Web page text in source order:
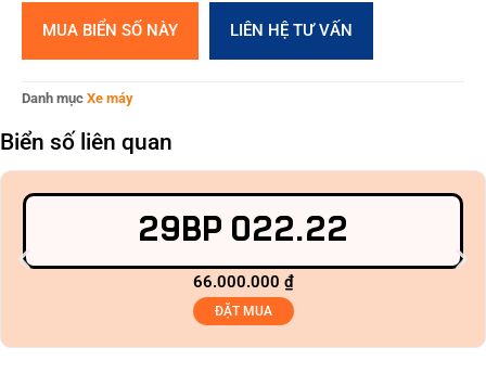
MUA BIỂN SỐ NÀY LIÊN HỆ TƯ VẤN
Danh mục Xe máy
Biển số liên quan
29BP 022.22
66.000.000 ₫
ĐẶT MUA